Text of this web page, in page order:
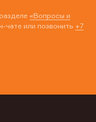
«Вопросы и
чате или позвонить +7